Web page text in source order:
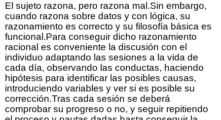
El sujeto razona, pero razona mal.Sin embargo,
cuando razona sobre datos y con lógica, su
razonamiento es correcto y su filosofía básica es
funcional.Para conseguir dicho razonamiento
racional es conveniente la discusión con el
individuo adaptando las sesiones a la vida de
cada día, observando las conductas, haciendo
hipótesis para identificar las posibles causas,
introduciendo variables y ver si es posible su
corrección.Tras cada sesión se deberá
comprobar su progreso o no, y seguir repitiendo